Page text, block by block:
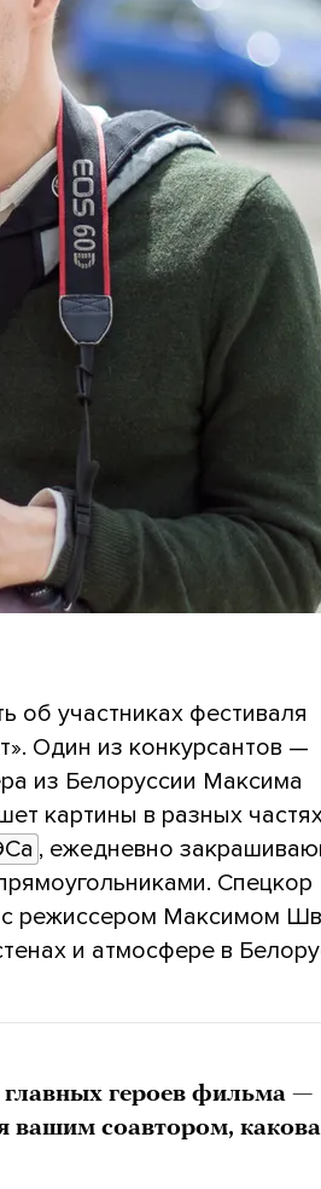
об участниках фестиваля
Один из конкурсантов —
из Белоруссии Максима
картины в разных
, ежедневно
Спецкор
режиссером Максимом
и атмосфере в
героев фильма —
вашим соавтором, какова